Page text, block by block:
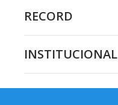
RECORD
INSTITUCIONAL